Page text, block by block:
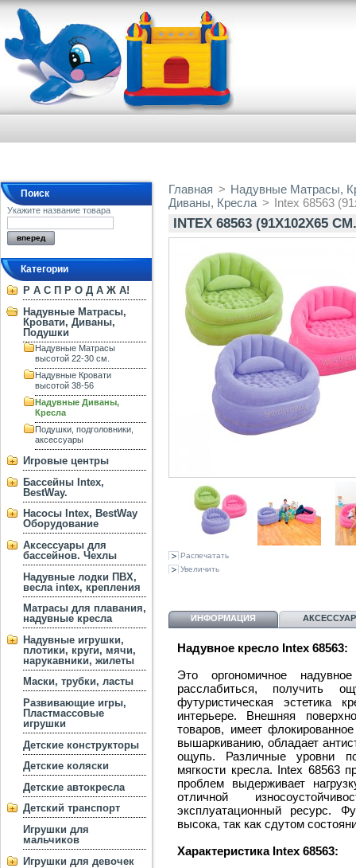
Поиск
Укажите название товара
Категории
Р А С П Р О Д А Ж А!
Надувные Матрасы,
Кровати, Диваны,
Подушки
Надувные Матрасы
высотой 22-30 см.
Надувные Кровати
высотой 38-56
Надувные Диваны,
Кресла
Подушки, подголовники,
аксессуары
Игровые центры
Бассейны Intex,
BestWay.
Насосы Intex, BestWay
Оборудование
Аксессуары для
бассейнов. Чехлы
Надувные лодки ПВХ,
весла intex, крепления
Матрасы для плавания,
надувные кресла
Надувные игрушки,
плотики, круги, мячи,
нарукавники, жилеты
Маски, трубки, ласты
Развивающие игры,
Пластмассовые
игрушки
Детские конструкторы
Детские коляски
Детские автокресла
Детский транспорт
Игрушки для
мальчиков
Игрушки для девочек
Главная > Надувные Матрасы,
Диваны, Кресла > Intex 68563
INTEX 68563
Распечатать
Увеличить
ИНФОРМАЦИЯ
Надувное кресло Intex 68563:
Это оргономичное
расслабиться, получить
футуристическая эстетика
интерьере. Внешняя
товаров, имеет
вышаркиванию, обладает
ощупь. Различные уровни
мягкости кресла. Intex 68563
проблем выдерживает
отличной
эксплуатационный ресурс.
высока, так как сдутом
Характеристика Intex 68563: